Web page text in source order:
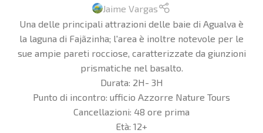
Jaime Vargas
Una delle principali attrazioni delle baie di Agualva è
la laguna di Fajãzinha; l'area è inoltre notevole per le
sue ampie pareti rocciose, caratterizzate da giunzioni
prismatiche nel basalto.
Durata: 2H- 3H
Punto di incontro: ufficio Azzorre Nature Tours
Cancellazioni: 48 ore prima
Età: 12+